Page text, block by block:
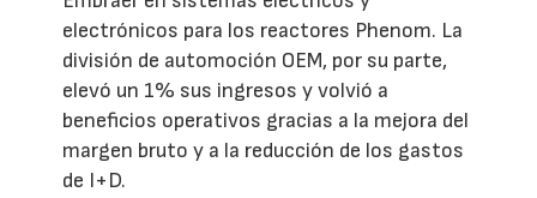
electrónicos para los reactores Phenom. La
división de automoción OEM, por su parte,
elevó un 1% sus ingresos y volvió a
beneficios operativos gracias a la mejora del
margen bruto y a la reducción de los gastos
de I+D.